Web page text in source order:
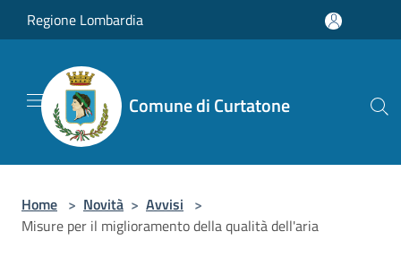
Salta al contenuto principale
Regione Lombardia
Comune di Curtatone
Home > Novità > Avvisi >
Misure per il miglioramento della qualità dell'aria